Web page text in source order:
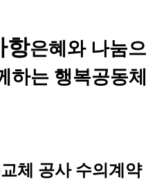
항은혜와 나눔으
하는 행복공동체
체 공사 수의계약